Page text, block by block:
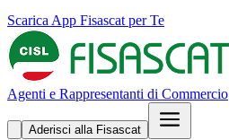
Scarica App Fisascat per Te
Agenti e Rappresentanti di Commercio
Aderisci alla Fisascat